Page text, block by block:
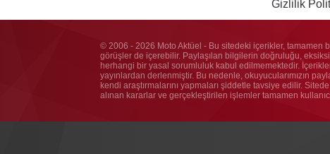
Gizlilik
© 2006 - 2026 Moto Aktüel - Bu sitedeki içerikler, tamamen
görüşler de içerebilir. Paylaşılan bilgilerin doğruluğu,
herhangi bir yasal sorumluluk kabul edilmemektedir.
yayınlardan derlenmiştir. Bu nedenle, okuyucularımızın
kendi araştırmalarını yapmaları şiddetle tavsiye edilir.
alınan kararlar ve gerçekleştirilen işlemler tamamen